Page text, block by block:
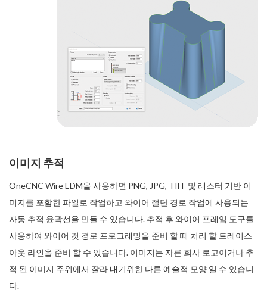
이미지 추적
OneCNC Wire EDM을 사용하면 PNG, JPG, TIFF 및 래스터 기반 이
미지를 포함한 파일로 작업하고 와이어 절단 경로 작업에 사용되는
자동 추적 윤곽선을 만들 수 있습니다. 추적 후 와이어 프레임 도구를
사용하여 와이어 컷 경로 프로그래밍을 준비 할 때 처리 할 트레이스
아웃 라인을 준비 할 수 있습니다. 이미지는 자른 회사 로고이거나 추
적 된 이미지 주위에서 잘라 내기위한 다른 예술적 모양 일 수 있습니
다.